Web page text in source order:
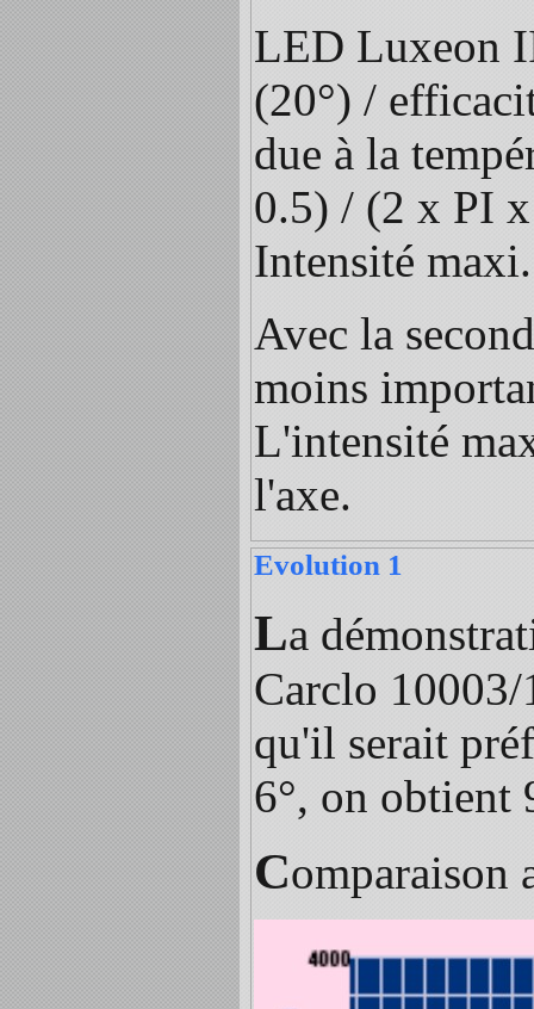
LED Luxeon
(20°) /
due à la
0.5) / (2 x PI
Intensité
Avec la
moins
L'intensité
l'axe.
Evolution 1
La
Carclo 10003/
qu'il serait
6°, on obtient
Comparaison